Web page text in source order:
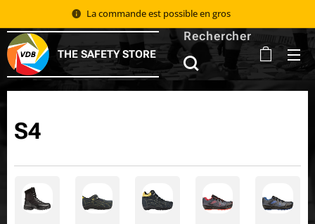
La commande est possible en gros 📦
THE SAFETY STORE
Rechercher
S4